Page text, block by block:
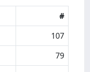
#
107
79